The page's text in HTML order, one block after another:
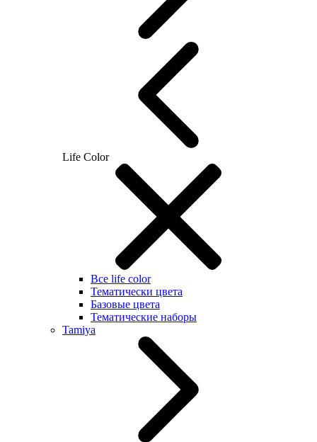
Life Color
Все life color
Тематически цвета
Базовые цвета
Тематические наборы
Tamiya